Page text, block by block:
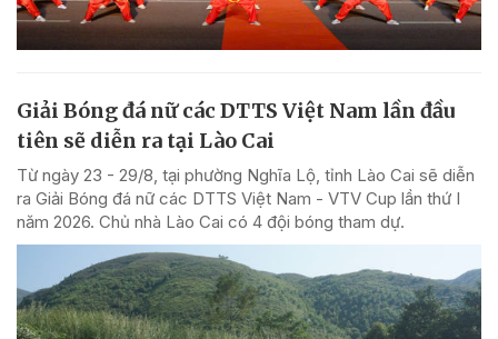
Giải Bóng đá nữ các DTTS Việt Nam lần đầu
tiên sẽ diễn ra tại Lào Cai
Từ ngày 23 - 29/8, tại phường Nghĩa Lộ, tỉnh Lào Cai sẽ diễn
ra Giải Bóng đá nữ các DTTS Việt Nam - VTV Cup lần thứ I
năm 2026. Chủ nhà Lào Cai có 4 đội bóng tham dự.